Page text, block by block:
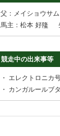
父：メイショウサ
馬主：松本 好隆
競走中の出来事等
・ エレクトロニカ
・ カンガルールブ